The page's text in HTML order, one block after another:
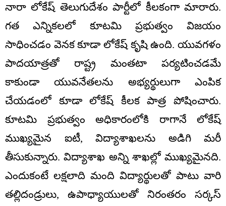
నారా లోకేష్ తెలుగుదేశం పార్టీలో కీలకంగా మారారు.
గత ఎన్నికలలో కూటమి ప్రభుత్వం విజయం
సాధించడం వెనక కూడా లోకేష్ కృషి ఉంది. యువగళం
పాదయాత్రతో రాష్ట్ర మంతటా పర్యటించడమే
కాకుండా యువనేతలను అభ్యర్థులుగా ఎంపిక
చేయడంలో కూడా లోకేష్ కీలక పాత్ర పోషించారు.
కూటమి ప్రభుత్వం అధికారంలోకి రాగానే లోకేష్
ముఖ్యమైన ఐటీ, విద్యాశాఖలను అడిగి మరీ
తీసుకున్నారు. విద్యాశాఖ అన్ని శాఖల్లో ముఖ్యమైనది.
ఎందుకంటే లక్షలాది మంది విద్యార్థులతో పాటు వారి
తల్లిదండ్రులు, ఉపాధ్యాయులతో నిరంతరం సర్కస్